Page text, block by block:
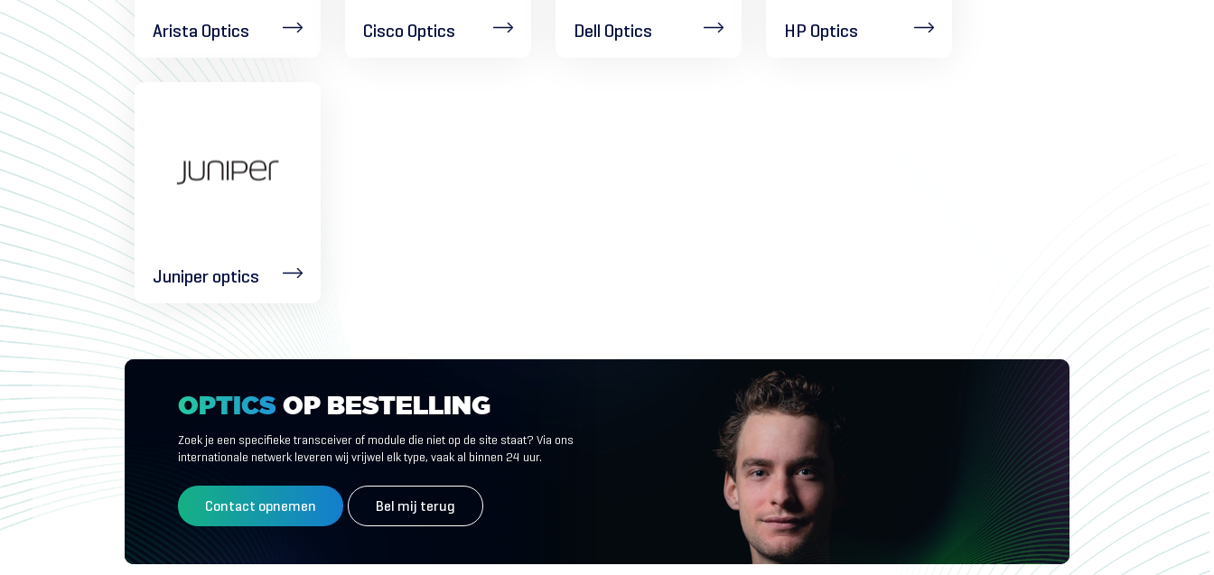
Arista Optics Cisco Optics Dell Optics HP Optics
Juniper optics
OPTICS OP BESTELLING
Zoek je een specifieke transceiver of module die niet op de site staat? Via ons
internationale netwerk leveren wij vrijwel elk type, vaak al binnen 24 uur.
Contact opnemen Bel mij terug